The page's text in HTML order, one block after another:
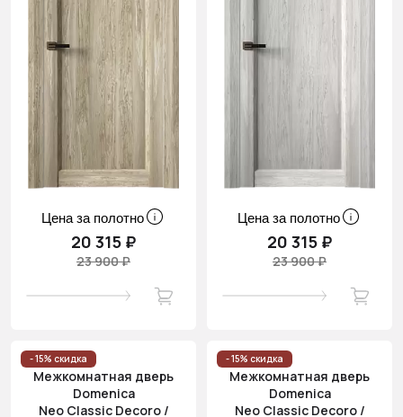
Цена за полотно
20 315 ₽
23 900 ₽
Цена за полотно
20 315 ₽
23 900 ₽
- 15% скидка
Межкомнатная дверь
Domenica
Neo Classic Decoro /
- 15% скидка
Межкомнатная дверь
Domenica
Neo Classic Decoro /